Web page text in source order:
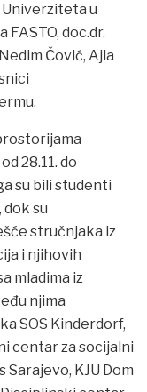
u
doc.dr.
Čović, Ajla
28.11. do
su bili studenti
su
stručnjaka iz
i njihovih
mladima iz
njima
SOS Kinderdorf,
centar za socijalni
Sarajevo, KJU Dom